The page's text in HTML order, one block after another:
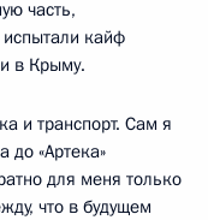
часть,
кайф
в Крыму.
и транспорт. Сам я
до «Артека»
для меня только
что в будущем